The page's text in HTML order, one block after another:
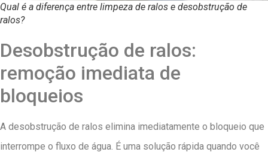
Qual é a diferença entre limpeza de ralos e desobstrução de
ralos?
Desobstrução de ralos:
remoção imediata de
bloqueios
A desobstrução de ralos elimina imediatamente o bloqueio que
interrompe o fluxo de água. É uma solução rápida quando você